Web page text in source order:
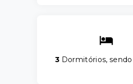
3 Dormitórios, sendo